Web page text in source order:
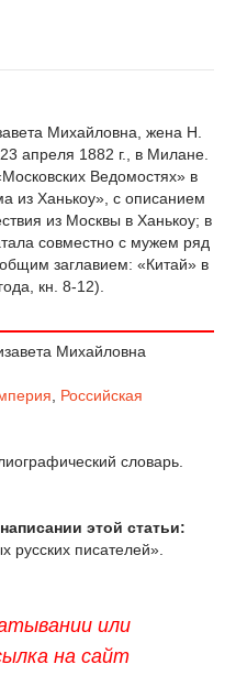
Михайловна, жена Н.
апреля 1882 г., в Милане.
Ведомостях» в
из Ханькоу», с описанием
из Москвы в Ханькоу; в
совместно с мужем ряд
заглавием: «Китай» в
кн. 8-12).
Михайловна
Российская
словарь.
этой статьи:
русских писателей».
или
на сайт